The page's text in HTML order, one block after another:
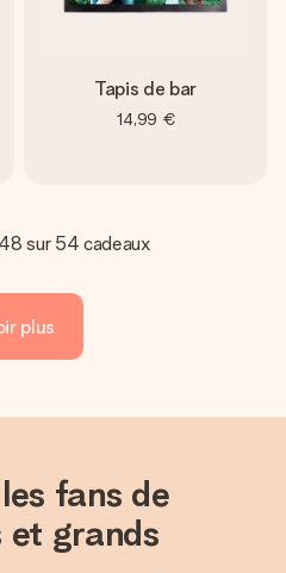
Tapis de bar
14,99 €
sur 54 cadeaux
plus
fans de
grands